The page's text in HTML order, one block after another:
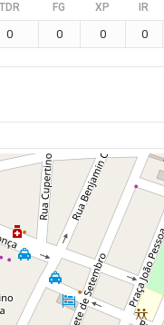
TDR FG XP IR
0 0 0 0